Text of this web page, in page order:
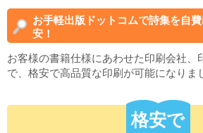
お手軽出版ドットコムで詩集を自
安！
お客様の書籍仕様にあわせた印刷会社、
で、格安で高品質な印刷が可能になりま
格安で